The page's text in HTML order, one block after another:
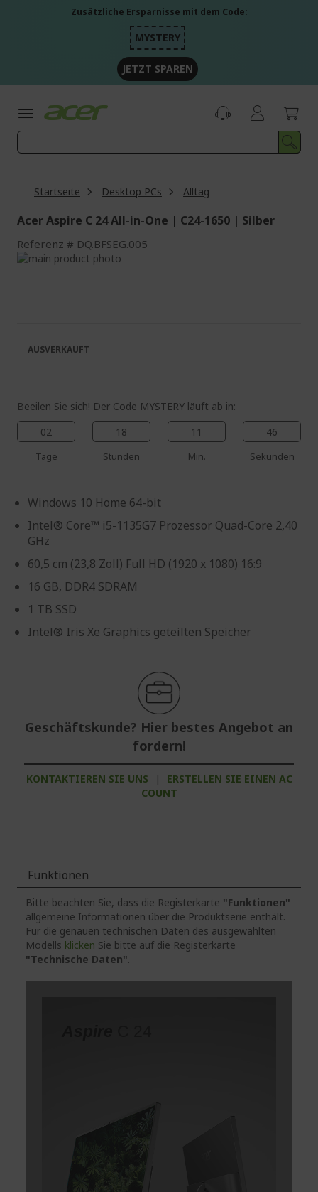
Zusätzliche Ersparnisse mit dem Code:
MYSTERY
JETZT SPAREN
Startseite Desktop PCs Alltag
Acer Aspire C 24 All-in-One | C24-1650 | Silber
Referenz DQ.BFSEG.005
Zum
Beeilen Sie sich! Der Code MYSTERY läuft ab in:
02
Tage
18
Stunden
11
Min.
45
Sekunden
Windows 10 Home 64-bit
Intel® Core™ i5-1135G7 Prozessor Quad-Core 2,40
GHz
60,5 cm (23,8 Zoll) Full HD (1920 x 1080) 16:9
16 GB, DDR4 SDRAM
1 TB SSD
Intel® Iris Xe Graphics geteilten Speicher
Geschäftskunde? Hier bestes Angebot an
fordern!
KONTAKTIEREN SIE UNS |
ERSTELLEN SIE EINEN AC
COUNT
AUSVERKAUFT
Funktionen
Bitte beachten Sie, dass die Registerkarte "Funktionen"
allgemeine Informationen über die Produktserie enthält.
Für die genauen technischen Daten des ausgewählten
Modells klicken Sie bitte auf die Registerkarte
"Technische Daten".